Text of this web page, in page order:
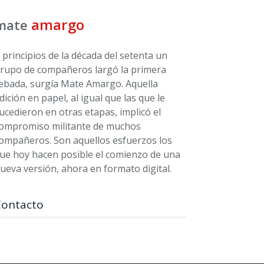
amargo
principios de la década del setenta un
de compañeros largó la primera
surgía Mate Amargo. Aquella
en papel, al igual que las que le
en otras etapas, implicó el
militante de muchos
Son aquellos esfuerzos los
hoy hacen posible el comienzo de una
versión, ahora en formato digital.